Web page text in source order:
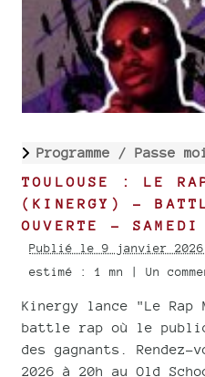
Programme / Passe
TOULOUSE : LE
(KINERGY) –
OUVERTE –
Publié le 9 janvier 2026
estimé : 1 mn | Un
Kinergy lance "Le Rap
battle rap où le
des gagnants.
2026 à 20h au Old